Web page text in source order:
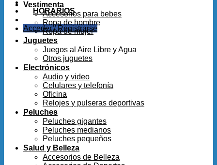
HORARIOS
Acceder / Registrarse
Vestimenta
Accesorios para bebes
Ropa de hombre
Ropa de mujer
Juguetes
Juegos al Aire Libre y Agua
Otros juguetes
Electrónicos
Audio y video
Celulares y telefonía
Oficina
Relojes y pulseras deportivas
Peluches
Peluches gigantes
Peluches medianos
Peluches pequeños
Salud y Belleza
Accesorios de Belleza